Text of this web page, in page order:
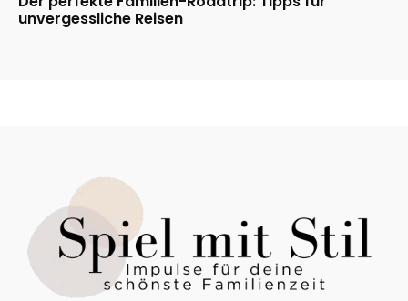
unvergessliche Reisen